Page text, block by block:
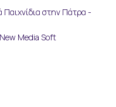
στην Πάτρα -
Media Soft